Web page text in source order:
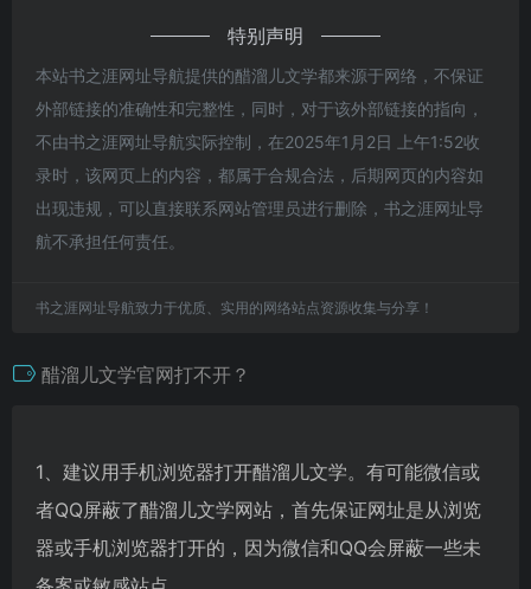
特别声明
本站书之涯网址导航提供的醋溜儿文学都来源于网络，不保证
外部链接的准确性和完整性，同时，对于该外部链接的指向，
不由书之涯网址导航实际控制，在2025年1月2日 上午1:52收
录时，该网页上的内容，都属于合规合法，后期网页的内容如
出现违规，可以直接联系网站管理员进行删除，书之涯网址导
航不承担任何责任。
书之涯网址导航致力于优质、实用的网络站点资源收集与分享！
醋溜儿文学官网打不开？
1、建议用手机浏览器打开醋溜儿文学。有可能微信或
者QQ屏蔽了醋溜儿文学网站，首先保证网址是从浏览
器或手机浏览器打开的，因为微信和QQ会屏蔽一些未